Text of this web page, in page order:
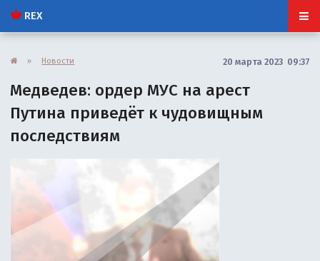
REX
» Новости 20 марта 2023 09:37
Медведев: ордер МУС на арест
Путина приведёт к чудовищным
последствиям